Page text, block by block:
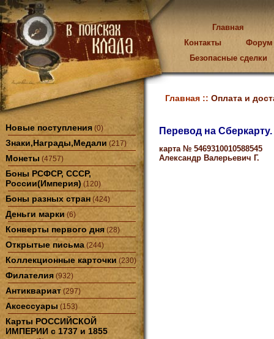
Главная
Контакты
Форум
Безопасные сделки
Новые поступления (0)
Знаки,Награды,Медали (217)
Монеты (4757)
Боны РСФСР, СССР,
России(Империя) (120)
Боны разных стран (424)
Деньги марки (6)
Конверты первого дня (28)
Открытые письма (244)
Коллекционные карточки (230)
Филателия (932)
Антиквариат (297)
Аксессуары (153)
Карты РОССИЙСКОЙ
ИМПЕРИИ с 1737 и 1855
Главная :: Оплата и
Перевод на Сберкарту.
карта № 5469310010588545
Александр Валерьевич Г.